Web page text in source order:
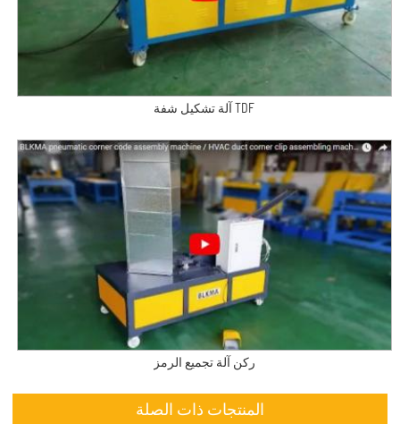
آلة تشكيل شفة TDF
ركن آلة تجميع الرمز
المنتجات ذات الصلة